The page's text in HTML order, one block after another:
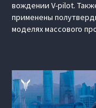
вождении V-pilot.
применены
моделях массового